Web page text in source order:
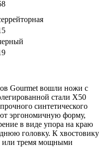
Gourmet вошли ножи с
стали X50
синтетического
эргономичную форму,
в виде упора на краю
головку. К хвостовику
или тремя мощными